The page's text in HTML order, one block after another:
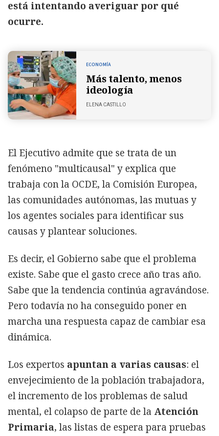
está intentando averiguar por qué
ocurre.
ECONOMÍA
Más talento, menos
ideología
ELENA CASTILLO
El Ejecutivo admite que se trata de un
fenómeno "multicausal" y explica que
trabaja con la OCDE, la Comisión Europea,
las comunidades autónomas, las mutuas y
los agentes sociales para identificar sus
causas y plantear soluciones.
Es decir, el Gobierno sabe que el problema
existe. Sabe que el gasto crece año tras año.
Sabe que la tendencia continúa agravándose.
Pero todavía no ha conseguido poner en
marcha una respuesta capaz de cambiar esa
dinámica.
Los expertos apuntan a varias causas: el
envejecimiento de la población trabajadora,
el incremento de los problemas de salud
mental, el colapso de parte de la Atención
Primaria, las listas de espera para pruebas